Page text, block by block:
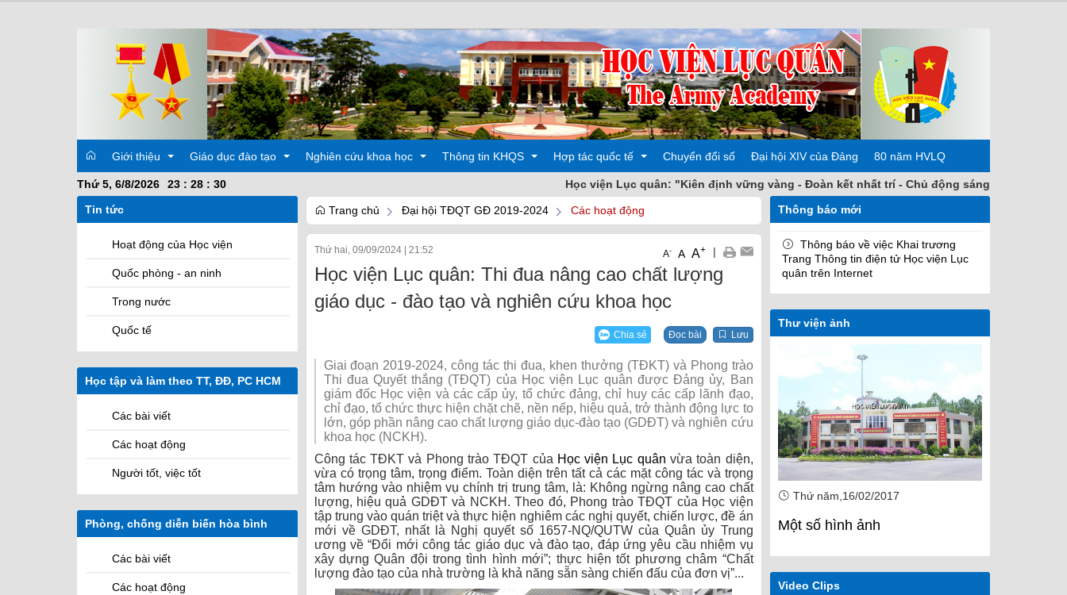
Giới thiệu
Phòng, Khoa, Hệ
Các cơ quan
Các Hệ quản lý học viên
Sứ mệnh
Giáo dục đào tạo Nghiên cứu khoa học
Các hoạt động
Thông tin KHQS
Các hoạt động
Hợp tác quốc tế
Đào tạo
Chuyển đổi số Đại hội XIV của Đảng 80 năm HVLQ
Thứ 5, 6/8/2026 23 : 28 : 31
Học viện Lục quân: "Kiên định vững vàng - Đoàn kết nhất trí - Chủ động sáng tạo - Khắc phục
Tin tức
Hoạt động của Học viện
Quốc phòng - an ninh
Trong nước
Quốc tế
Học tập và làm theo TT, ĐĐ, PC HCM
Các bài viết
Các hoạt động
Người tốt, việc tốt
Phòng, chống diễn biến hòa bình
Các bài viết
Các hoạt động
Trang chủ Đại hội TĐQT GĐ 2019-2024 Các hoạt động
Thứ hai, 09/09/2024| 21:52 A- A A+ |
Học viện Lục quân: Thi đua nâng cao chất lượng
giáo dục - đào tạo và nghiên cứu khoa học
Chia sẻ Đọc bài Lưu
Giai đoạn 2019-2024, công tác thi đua, khen thưởng (TĐKT) và Phong trào
Thi đua Quyết thắng (TĐQT) của Học viện Lục quân được Đảng ủy, Ban
giám đốc Học viện và các cấp ủy, tổ chức đảng, chỉ huy các cấp lãnh đạo,
chỉ đạo, tổ chức thực hiện chặt chẽ, nền nếp, hiệu quả, trở thành động lực to
lớn, góp phần nâng cao chất lượng giáo dục-đào tạo (GDĐT) và nghiên cứu
khoa học (NCKH).
Công tác TĐKT và Phong trào TĐQT của Học viện Lục quân vừa toàn diện,
vừa có trọng tâm, trọng điểm. Toàn diện trên tất cả các mặt công tác và trọng
tâm hướng vào nhiệm vụ chính trị trung tâm, là: Không ngừng nâng cao chất
lượng, hiệu quả GDĐT và NCKH. Theo đó, Phong trào TĐQT của Học viện
tập trung vào quán triệt và thực hiện nghiêm các nghị quyết, chiến lược, đề án
mới về GDĐT, nhất là Nghị quyết số 1657-NQ/QUTW của Quân ủy Trung
ương về “Đổi mới công tác giáo dục và đào tạo, đáp ứng yêu cầu nhiệm vụ
xây dựng Quân đội trong tình hình mới”; thực hiện tốt phương châm “Chất
lượng đào tạo của nhà trường là khả năng sẵn sàng chiến đấu của đơn vị”...
Thông báo mới
Thông báo về việc Khai trương
Trang Thông tin điện tử Học viện Lục
quân trên Internet
Thư viện ảnh
Thứ năm,16/02/2017
Một số hình ảnh
Thứ năm,16/02/2017
Một số hình ảnh
Thứ năm,16/02/2017
Một số hình ảnh
Video Clips